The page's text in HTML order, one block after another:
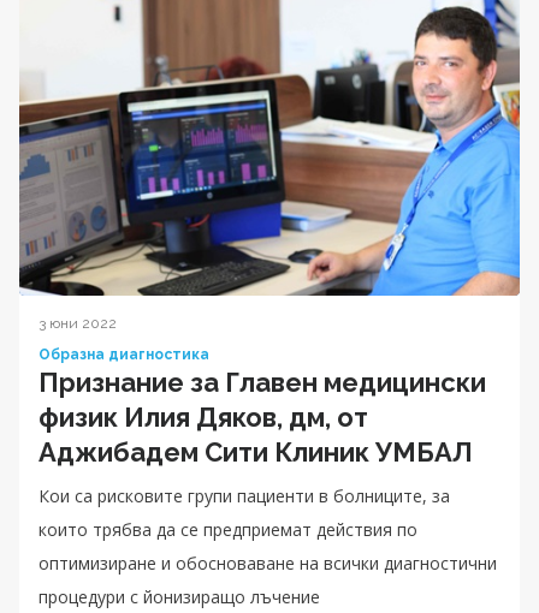
3 юни 2022
Образна диагностика
Признание за Главен медицински
физик Илия Дяков, дм, от
Аджибадем Сити Клиник УМБАЛ
Кои са рисковите групи пациенти в болниците, за
които трябва да се предприемат действия по
оптимизиране и обосноваване на всички диагностични
процедури с йонизиращо лъчение